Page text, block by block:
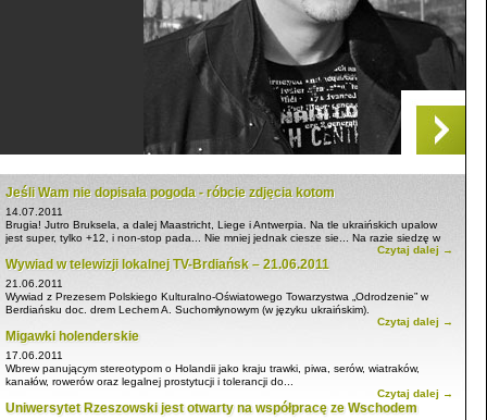
Jeśli Wam nie dopisała pogoda - róbcie zdjęcia kotom
14.07.2011
Brugia! Jutro Bruksela, a dalej Maastricht, Liege i Antwerpia. Na tle ukraińskich upalow
jest super, tylko +12, i non-stop pada... Nie mniej jednak ciesze sie... Na razie siedzę w
hotelu i... zrobiłem zdjecie kotkowi, który będzie okrasą mojej kolekcji. Jest wykonany w
stylu kota z Istambulu! Mam nadziję, że będą kolegować się! To dopiero integracja!!!.
Czytaj dalej →
Wywiad w telewizji lokalnej TV-Brdiańsk – 21.06.2011
21.06.2011
Wywiad z Prezesem Polskiego Kulturalno-Oświatowego Towarzystwa „Odrodzenie” w
Berdiańsku doc. drem Lechem A. Suchomłynowym (w języku ukraińskim).
Czytaj dalej →
Migawki holenderskie
17.06.2011
Wbrew panującym stereotypom o Holandii jako kraju trawki, piwa, serów, wiatraków,
kanałów, rowerów oraz legalnej prostytucji i tolerancji do...
Czytaj dalej →
Uniwersytet Rzeszowski jest otwarty na współpracę ze Wschodem